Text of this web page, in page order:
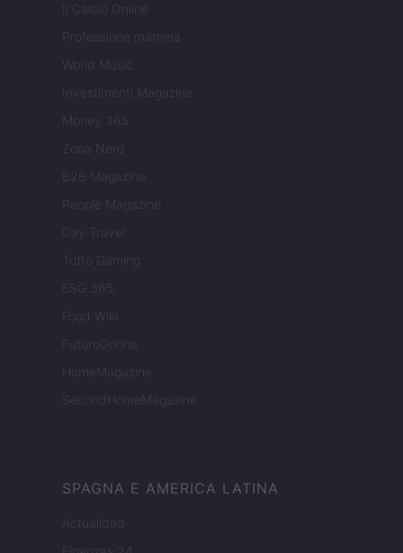
Il Calcio Online
Professione mamma
World Music
Investimenti Magazine
Money 365
Zona Nerd
B2B Magazine
People Magazine
Day Travel
Tutto Gaming
ESG 365
Food Wiki
FuturoDonna
HomeMagazine
SecondHomeMagazine
SPAGNA E AMERICA LATINA
Actualidad